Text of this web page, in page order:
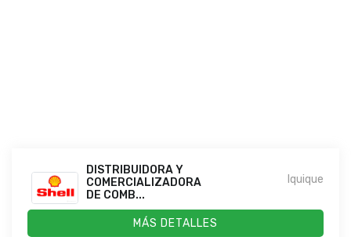
DISTRIBUIDORA Y
COMERCIALIZADORA
DE COMB...
Iquique
MÁS DETALLES